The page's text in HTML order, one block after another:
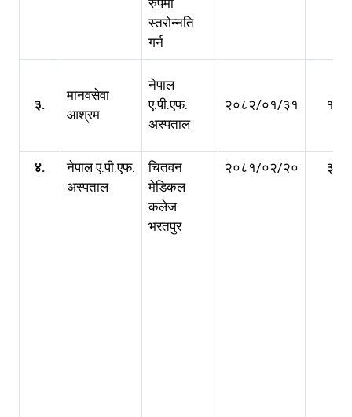
रुपमा
स्तरोन्नति
गर्न
३.
मानवसेवा
आश्रम
नेपाल
ए.पी.एफ.
अस्पताल
२०८२/०१/३१ १ वर्ष
४.
नेपाल ए.पी.एफ.
अस्पताल
चितवन
मेडिकल
कलेज
भरतपुर
२०८१/०२/२० ३ वर्ष